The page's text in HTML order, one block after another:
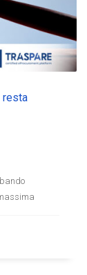
resta